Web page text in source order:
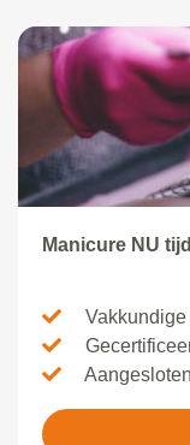
Manicure NU